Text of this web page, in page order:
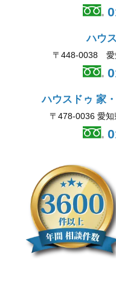
ハウ
〒448-0038 愛
ハウスドゥ 家
〒478-0036 愛